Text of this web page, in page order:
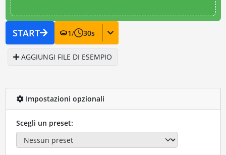
START 1/ 30s
AGGIUNGI FILE DI ESEMPIO
Impostazioni opzionali
Scegli un preset: